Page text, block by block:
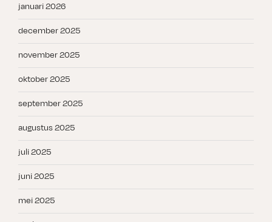
januari 2026
december 2025
november 2025
oktober 2025
september 2025
augustus 2025
juli 2025
juni 2025
mei 2025